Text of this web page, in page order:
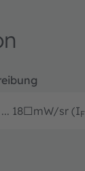
... 18□mW/sr (IF